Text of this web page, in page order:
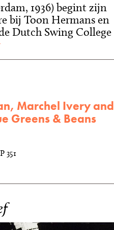
1936) begint zijn
bij Toon Hermans en
Dutch Swing College
Marchel Ivery and
Greens & Beans
351